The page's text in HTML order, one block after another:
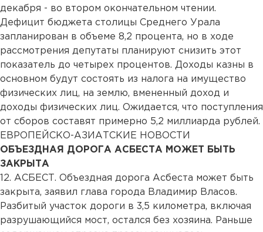
декабря - во втором окончательном чтении.
Дефицит бюджета столицы Среднего Урала
запланирован в объеме 8,2 процента, но в ходе
рассмотрения депутаты планируют снизить этот
показатель до четырех процентов. Доходы казны в
основном будут состоять из налога на имущество
физических лиц, на землю, вмененный доход и
доходы физических лиц. Ожидается, что поступления
от сборов составят примерно 5,2 миллиарда рублей.
ЕВРОПЕЙСКО-АЗИАТСКИЕ НОВОСТИ
ОБЪЕЗДНАЯ ДОРОГА АСБЕСТА МОЖЕТ БЫТЬ
ЗАКРЫТА
12. АСБЕСТ. Объездная дорога Асбеста может быть
закрыта, заявил глава города Владимир Власов.
Разбитый участок дороги в 3,5 километра, включая
разрушающийся мост, остался без хозяина. Раньше